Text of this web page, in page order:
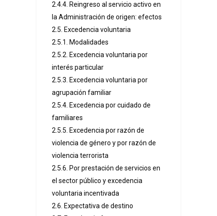
2.4.4. Reingreso al servicio activo en
la Administración de origen: efectos
2.5. Excedencia voluntaria
2.5.1. Modalidades
2.5.2. Excedencia voluntaria por
interés particular
2.5.3. Excedencia voluntaria por
agrupación familiar
2.5.4. Excedencia por cuidado de
familiares
2.5.5. Excedencia por razón de
violencia de género y por razón de
violencia terrorista
2.5.6. Por prestación de servicios en
el sector público y excedencia
voluntaria incentivada
2.6. Expectativa de destino